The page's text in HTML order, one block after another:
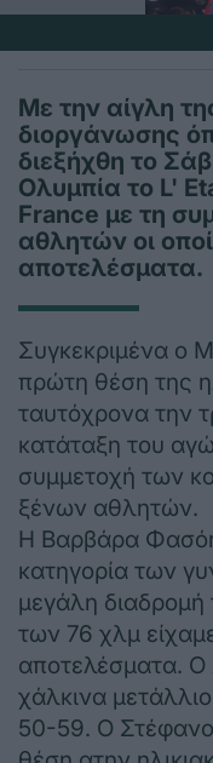
Με την αίγλη
διοργάνωσης
διεξήχθη το
Ολυμπία το L'
France με τη
αθλητών οι
αποτελέσματα.
Συγκεκριμένα ο
πρώτη θέση της
ταυτόχρονα την
κατάταξη του
συμμετοχή των
ξένων αθλητών.
Η Βαρβάρα Φασόη
κατηγορία των
μεγάλη
των 76 χλμ
αποτελέσματα. Ο
χάλκινα
50-59. Ο